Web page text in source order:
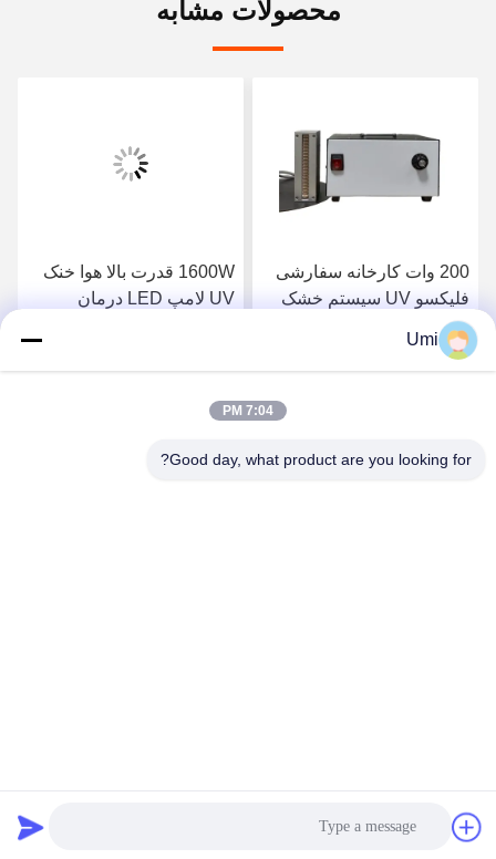
محصولات مشابه
200 وات کارخانه سفارشی
فلیکسو UV سیستم خشک
کردن جو UV 395nm
بهترین قیمت را دریافت
1600W قدرت بالا هوا خنک
UV لامپ LED درمان
صفحه چاپبهترین قیمت را دریافت
2026 uvledsmd.com . تمامی حقوق محفوظ است.
Umi
7:04 PM
Good day, what product are you looking for?